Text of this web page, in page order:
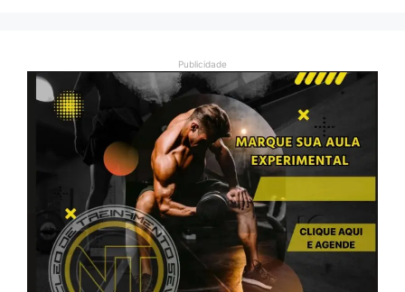
Publicidade